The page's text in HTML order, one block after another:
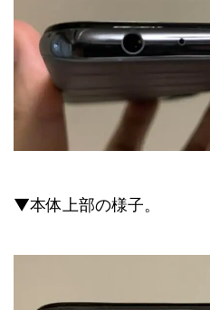
▼本体上部の様子。